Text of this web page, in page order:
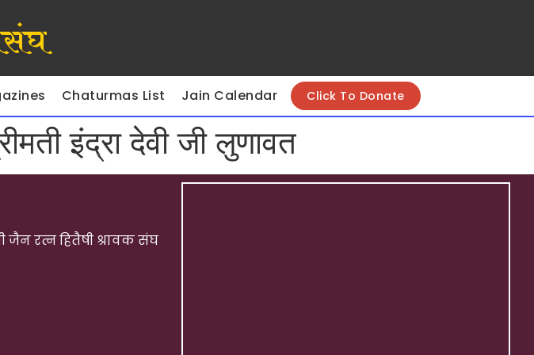
Chaturmas List Jain Calendar Click To Donate
इंद्रा देवी जी लुणावत
जैन रत्न हितैषी श्रावक संघ